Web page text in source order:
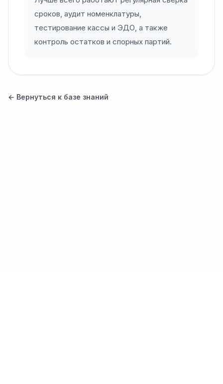
сроков, аудит номенклатуры,
тестирование кассы и ЭДО, а также
контроль остатков и спорных партий.
← Вернуться к базе знаний